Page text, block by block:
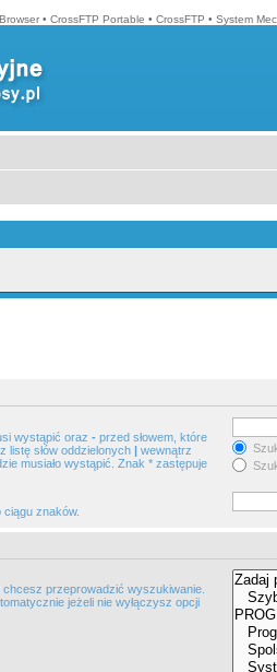
• CrossFTP Portable • CrossFTP • System
wystąpić oraz - przed słowem, które
listę słów oddzielonych | wewnątrz
musiało wystąpić. Znak * zastępuje
znaków.
przeprowadzić wyszukiwanie.
jeżeli nie wyłączysz opcji